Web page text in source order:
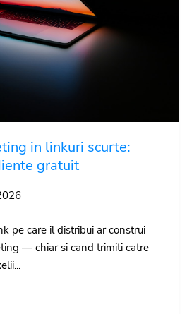
in linkuri scurte:
gratuit
pe care il distribui ar construi
— chiar si cand trimiti catre